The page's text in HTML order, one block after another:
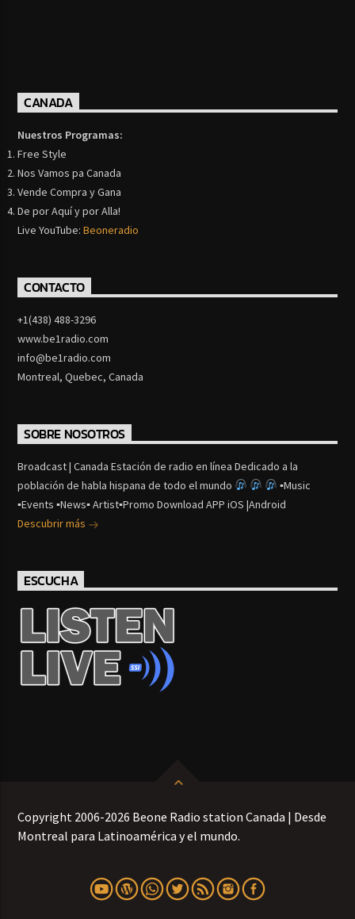
CANADA
Nuestros Programas:
Free Style
Nos Vamos pa Canada
Vende Compra y Gana
De por Aquí y por Alla!
Live YouTube:Beoneradio
CONTACTO
+1(438) 488-3296
www.be1radio.com
info@be1radio.com
Montreal, Quebec, Canada
SOBRE NOSOTROS
Broadcast | Canada Estación de radio en línea Dedicado a la
población de habla hispana de todo el mundo
▪Music
▪Events ▪News▪ Artist▪Promo Download APP iOS |Android
Descubrir más
ESCUCHA
Copyright 2006-2026 Beone Radio station Canada | Desde
Montreal para Latinoamérica y el mundo.